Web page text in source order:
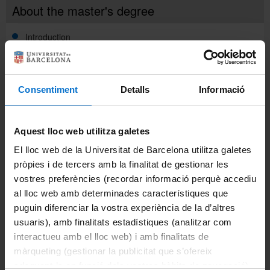
Consentiment Detalls Informació
Aquest lloc web utilitza galetes
El lloc web de la Universitat de Barcelona utilitza galetes
pròpies i de tercers amb la finalitat de gestionar les
vostres preferències (recordar informació perquè accediu
al lloc web amb determinades característiques que
puguin diferenciar la vostra experiència de la d’altres
usuaris), amb finalitats estadístiques (analitzar com
interactueu amb el lloc web) i amb finalitats de
màrqueting (gestionar la publicitat que s’ofereix
Español
About the master's degree
Introduction
Objectives and competences
Admission and pre-enrolment
requirements
Pre-enrolment
Admission list
Course curriculum
Credit recognition
Final project
Placements
Teaching methodology and assessment system
Organization and teaching methodology
Assessment system
Career opportunities
Support for studying
Grants and financial aid
Enrolment